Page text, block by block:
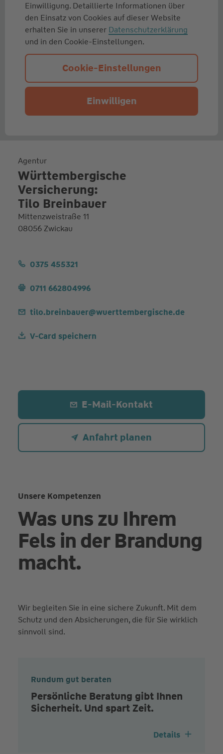
Einwilligung. Detaillierte Informationen über
den Einsatz von Cookies auf dieser Website
erhalten Sie in unserer Datenschutzerklärung
und in den Cookie-Einstellungen.
Cookie-Einstellungen
Einwilligen
Agentur
Württembergische
Versicherung:
Tilo Breinbauer
Mittenzweistraße 11
08056 Zwickau
0375 455321
0711 662804996
tilo.breinbauer@wuerttembergische.de
V-Card speichern
E-Mail-Kontakt
Anfahrt planen
Unsere Kompetenzen
Was uns zu Ihrem
Fels in der Brandung
macht.
Wir begleiten Sie in eine sichere Zukunft. Mit dem
Schutz und den Absicherungen, die für Sie wirklich
sinnvoll sind.
Rundum gut beraten
Persönliche Beratung gibt Ihnen
Sicherheit. Und spart Zeit.
Details